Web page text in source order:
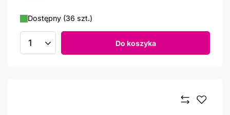
Dostępny (36 szt.)
Ilość produktów Do koszyka